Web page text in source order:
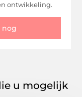
ontwikkeling.
nog
u mogelijk